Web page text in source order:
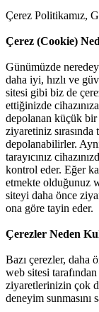
Çerez Politikamız,
Çerez (Cookie)
Günümüzde
daha iyi, hızlı ve
sitesi gibi biz de
ettiğinizde
depolanan küçük bir
ziyaretiniz sırasında
depolanabilirler.
tarayıcınız
kontrol eder. Eğer
etmekte olduğunuz
siteyi daha önce
ona göre tayin eder.
Çerezler Neden
Bazı çerezler, daha
web sitesi tarafından
ziyaretlerinizin çok
deneyim sunmasını